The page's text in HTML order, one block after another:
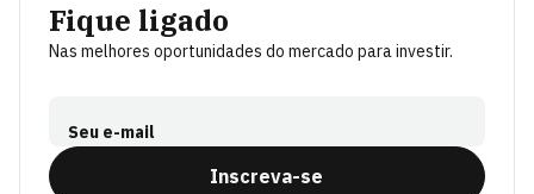
Fique ligado
Nas melhores oportunidades do mercado para investir.
Seu e-mail
Inscreva-se